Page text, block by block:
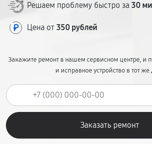
Решаем проблему быстро за 30
Цена от 350 рублей
Закажите ремонт в нашем сервисном центре, и
и исправное устройство в тот же